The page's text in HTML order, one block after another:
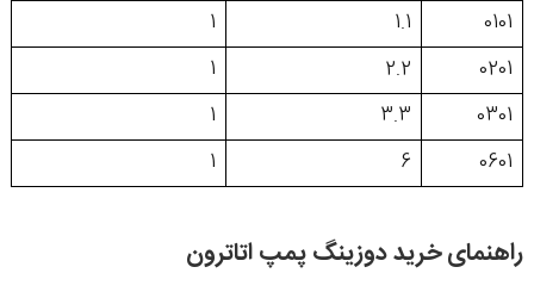
0101
1.1
1
0201
2.2
1
0301
3.3
1
0601
6
1
راهنمای خرید دوزینگ پمپ اتاترون